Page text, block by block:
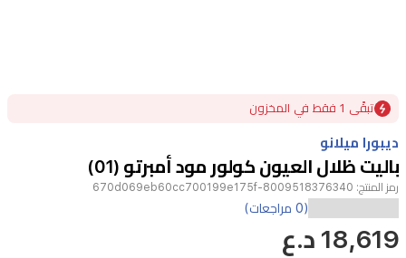
1
تبقًى 1 فقط في المخزون
ديبورا ميلانو
باليت ظلال العيون كولور مود أمبرتو (01)
رمز المنتج: 8009518376340-670d069eb60cc700199e175f
(0 مراجعات)
18,619 د.ع